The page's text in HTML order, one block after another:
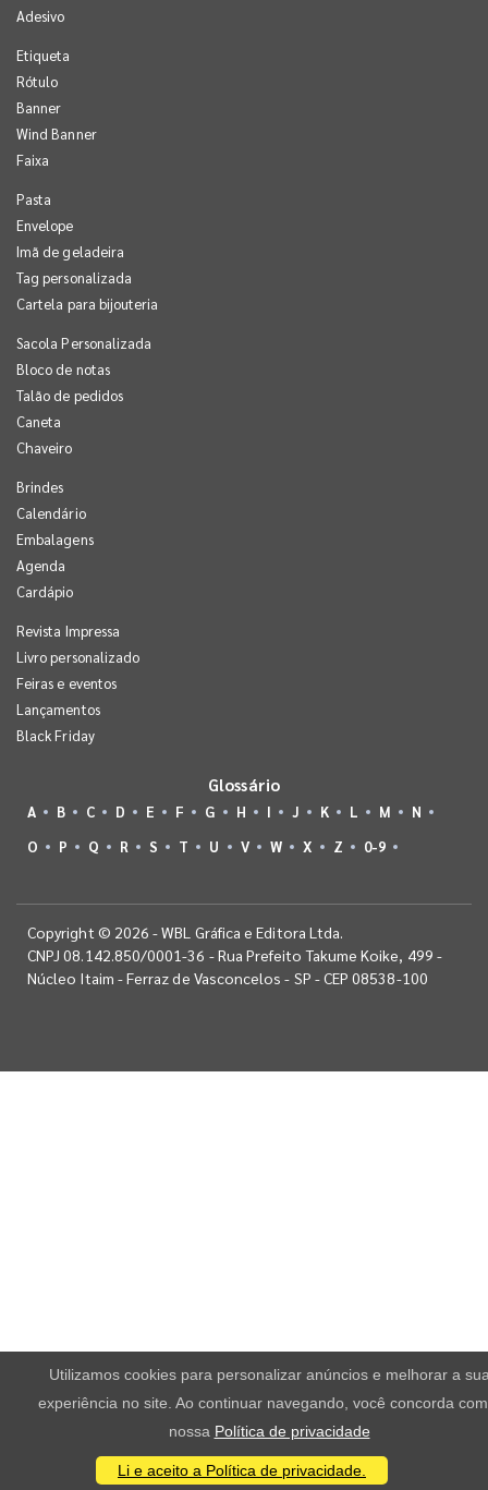
Adesivo
Etiqueta
Rótulo
Banner
Wind Banner
Faixa
Pasta
Envelope
Imã de geladeira
Tag personalizada
Cartela para bijouteria
Sacola Personalizada
Bloco de notas
Talão de pedidos
Caneta
Chaveiro
Brindes
Calendário
Embalagens
Agenda
Cardápio
Revista Impressa
Livro personalizado
Feiras e eventos
Lançamentos
Black Friday
Glossário
A B C D E F G H I J K L M
N
O
P Q R S T U V W X Z 0-9
Copyright © 2026 - WBL Gráfica e Editora Ltda.
CNPJ 08.142.850/0001-36 - Rua Prefeito Takume Koike, 499 -
Núcleo Itaim - Ferraz de Vasconcelos - SP - CEP 08538-100
Utilizamos cookies para personalizar anúncios e melhorar a
experiência no site. Ao continuar navegando, você concorda
nossa Política de privacidade
Li e aceito a Política de privacidade.